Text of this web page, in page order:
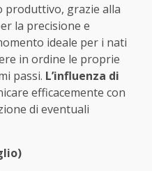
produttivo, grazie alla
la precisione e
ideale per i nati
in ordine le proprie
passi. L’influenza di
efficacemente con
di eventuali